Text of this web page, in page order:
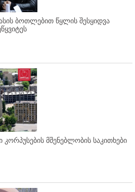
ბოთლებით წყლის შესყიდვა
მშენებლობის საკითხები